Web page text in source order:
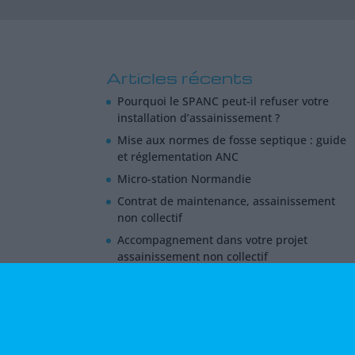
Articles récents
Pourquoi le SPANC peut-il refuser votre
installation d’assainissement ?
Mise aux normes de fosse septique : guide
et réglementation ANC
Micro-station Normandie
Contrat de maintenance, assainissement
non collectif
Accompagnement dans votre projet
assainissement non collectif